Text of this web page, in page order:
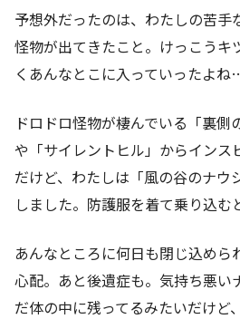
予想外だったのは、わたしの苦手
怪物が出てきたこと。けっこうキ
くあんなとこに入っていったよ
ドロドロ怪物が棲んでいる「裏側
や「サイレントヒル」からインス
だけど、わたしは「風の谷のナウ
しました。防護服を着て乗り込む
あんなところに何日も閉じ込めら
心配。あと後遺症も。気持ち悪い
だ体の中に残ってるみたいだけど